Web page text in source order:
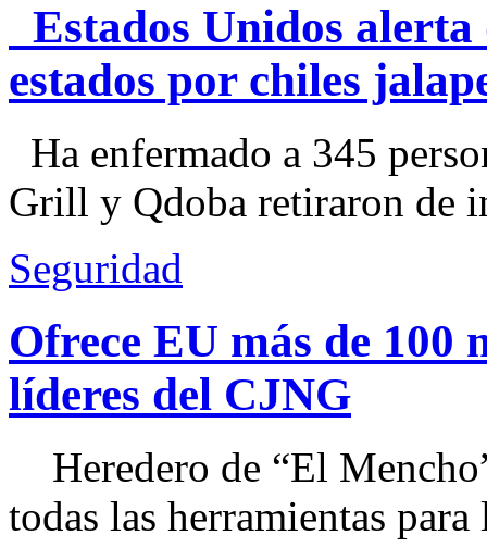
Estados Unidos alerta
estados por chiles
Ha enfermado a 345
Grill y Qdoba retiraron de
Seguridad
Ofrece EU más de 100
líderes del CJNG
Heredero de “El
todas las herramientas